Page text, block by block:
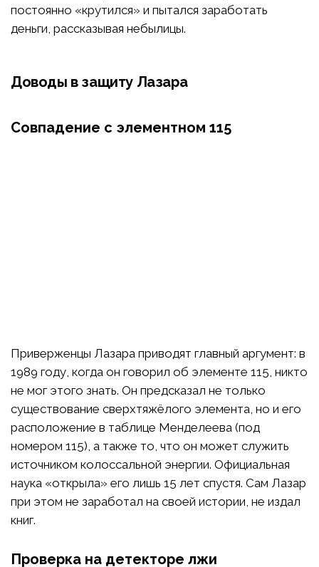
постоянно «крутился» и пытался заработать
деньги, рассказывая небылицы.
Доводы в защиту Лазара
Совпадение с элементном 115
Приверженцы Лазара приводят главный аргумент: в
1989 году, когда он говорил об элементе 115, никто
не мог этого знать. Он предсказал не только
существование сверхтяжёлого элемента, но и его
расположение в таблице Менделеева (под
номером 115), а также то, что он может служить
источником колоссальной энергии. Официальная
наука «открыла» его лишь 15 лет спустя. Сам Лазар
при этом не заработал на своей истории, не издал
книг.
Проверка на детекторе лжи